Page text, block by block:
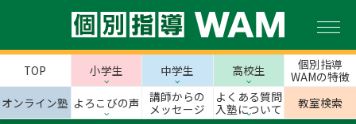
TOP 小学生 中学生 高校生
個別指導
WAMの特徴
オンライン塾 よろこびの声
講師からの
メッセージ
よくある質問
入塾について
教室検索